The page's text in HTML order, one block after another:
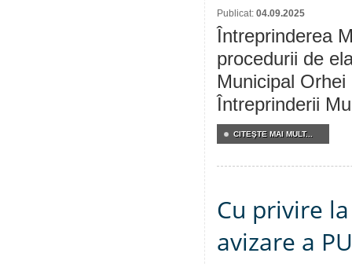
Publicat: 04.09.2025
Întreprinderea
procedurii de
Municipal
Întreprinderii
CITEŞTE MAI MULT...
Cu privire
avizare a